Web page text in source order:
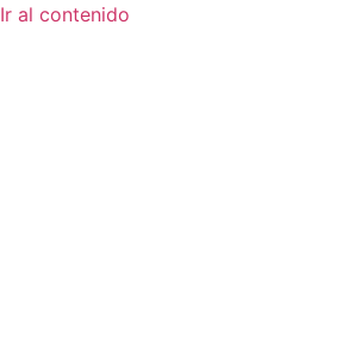
Ir al contenido